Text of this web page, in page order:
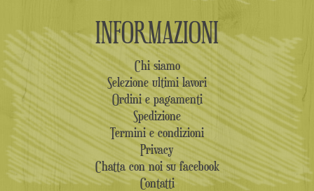
INFORMAZIONI
Chi siamo
Selezione ultimi lavori
Ordini e pagamenti
Spedizione
Termini e condizioni
Privacy
Chatta con noi su facebook
Contatti